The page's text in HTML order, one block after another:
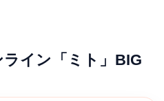
イン「ミト」BIG